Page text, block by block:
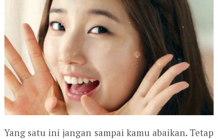
Yang satu ini jangan sampai kamu abaikan. Tetap